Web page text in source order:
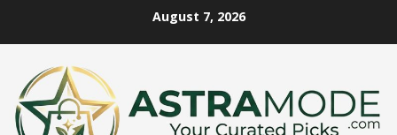
August 7, 2026